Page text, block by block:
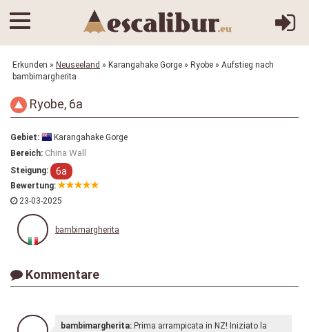
Erkunden » Neuseeland » Karangahake Gorge » Ryobe » Aufstieg nach
bambimargherita
Ryobe, 6a
Gebiet:
Karangahake Gorge
Bereich: China Wall
Steigung: 6a
Bewertung:
23-03-2025
bambimargherita
Kommentare
bambimargherita: Prima arrampicata in NZ! Iniziato la